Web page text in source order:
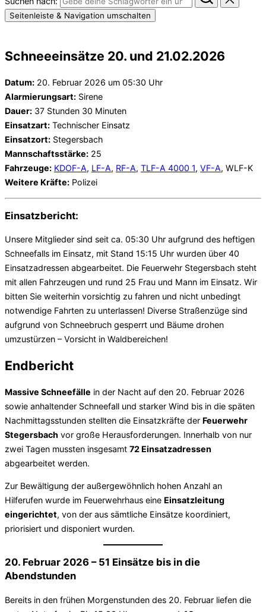
Seitenleiste & Navigation umschalten
Schneeeinsätze 20. und 21.02.2026
Datum: 20. Februar 2026 um 05:30 Uhr
Alarmierungsart: Sirene
Dauer: 37 Stunden 30 Minuten
Einsatzart: Technischer Einsatz
Einsatzort: Stegersbach
Mannschaftsstärke: 25
Fahrzeuge: KDOF-A, LF-A, RF-A, TLF-A 4000 1, VF-A, WLF-K
Weitere Kräfte: Polizei
Einsatzbericht:
Unsere Mitglieder sind seit ca. 05:30 Uhr aufgrund des heftigen
Schneefalls im Einsatz, mit Stand 15:15 Uhr wurden über 40
Einsatzadressen abgearbeitet. Die Feuerwehr Stegersbach steht
mit allen Fahrzeugen und rund 25 Frau und Mann im Einsatz. Wir
bitten Sie weiterhin vorsichtig zu fahren und nicht unbedingt
notwendige Fahrten zu unterlassen! Diverse Straßenzüge sind
aufgrund von Schneebruch gesperrt und Bäume drohen
umzustürzen – Vorsicht in Waldbereichen!
Endbericht
Massive Schneefälle in der Nacht auf den 20. Februar 2026
sowie anhaltender Schneefall und starker Wind bis in die späten
Nachmittagsstunden stellten die Einsatzkräfte der Feuerwehr
Stegersbach vor große Herausforderungen. Innerhalb von nur
zwei Tagen mussten insgesamt 72 Einsatzadressen
abgearbeitet werden.
Zur Bewältigung der außergewöhnlich hohen Anzahl an
Hilferufen wurde im Feuerwehrhaus eine Einsatzleitung
eingerichtet, von der aus sämtliche Einsätze koordiniert,
priorisiert und disponiert wurden.
20. Februar 2026 – 51 Einsätze bis in die
Abendstunden
Bereits in den frühen Morgenstunden des 20. Februar liefen die